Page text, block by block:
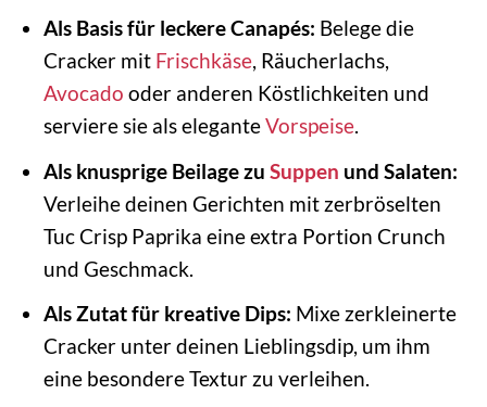
Als Basis für leckere Canapés: Belege die
Cracker mit Frischkäse, Räucherlachs,
Avocado oder anderen Köstlichkeiten und
serviere sie als eleganteVorspeise.
Als knusprige Beilage zu Suppen und Salaten:
Verleihe deinen Gerichten mit zerbröselten
Tuc Crisp Paprika eine extra Portion Crunch
und Geschmack.
Als Zutat für kreative Dips: Mixe zerkleinerte
Cracker unter deinen Lieblingsdip, um ihm
eine besondere Textur zu verleihen.